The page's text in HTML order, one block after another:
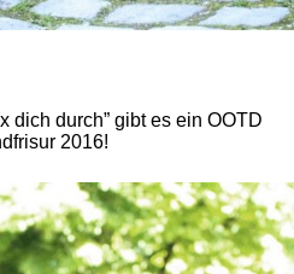
dich durch” gibt es ein OOTD
2016!